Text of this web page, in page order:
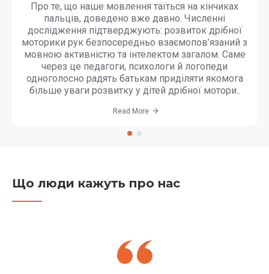
Про те, що наше мовлення таїться на кінчиках
пальців, доведено вже давно. Численні
дослідження підтверджують: розвиток дрібної
моторики рук безпосередньо взаємопов’язаний з
мовною активністю та інтелектом загалом. Саме
через це педагоги, психологи й логопеди
одноголосно радять батькам приділяти якомога
більше уваги розвитку у дітей дрібної мотори..
Read More
Що люди кажуть про нас